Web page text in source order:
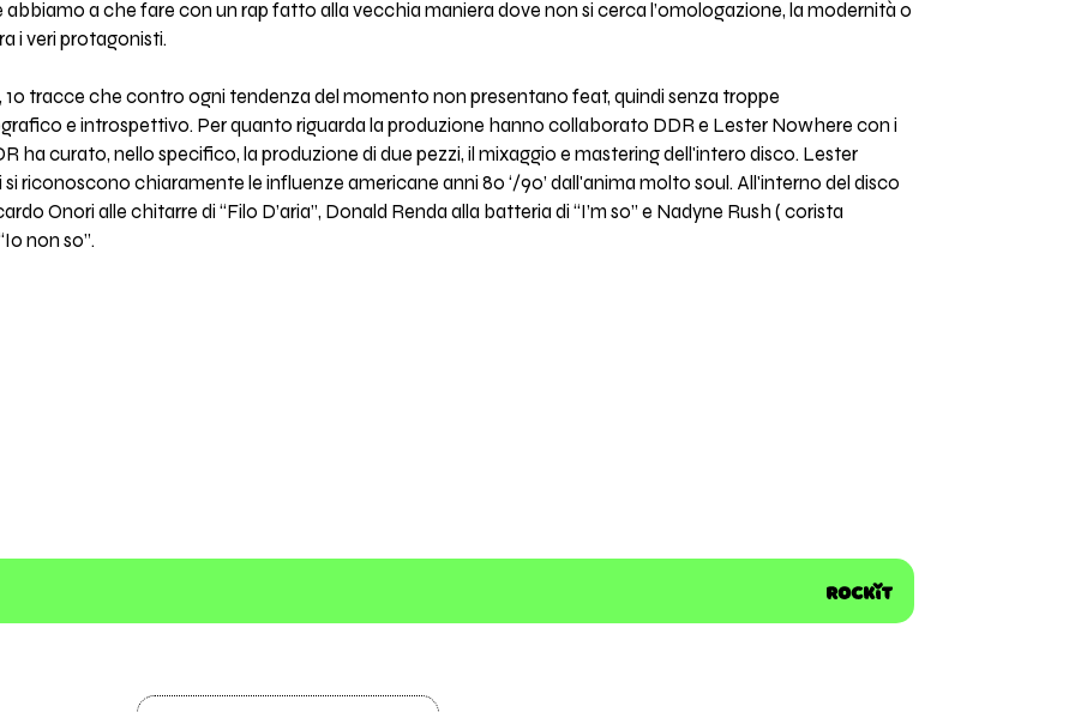
a che fare con un rap fatto alla vecchia maniera dove non si cerca l’omologazione, la modernità o
i veri protagonisti.
10 tracce che contro ogni tendenza del momento non presentano feat, quindi senza troppe
e introspettivo. Per quanto riguarda la produzione hanno collaborato DDR e Lester Nowhere con i
ha curato, nello specifico, la produzione di due pezzi, il mixaggio e mastering dell'intero disco. Lester
riconoscono chiaramente le influenze americane anni 80 ‘/90’ dall'anima molto soul. All'interno del disco
Onori alle chitarre di “Filo D’aria”, Donald Renda alla batteria di “I’m so” e Nadyne Rush ( corista
non so”.